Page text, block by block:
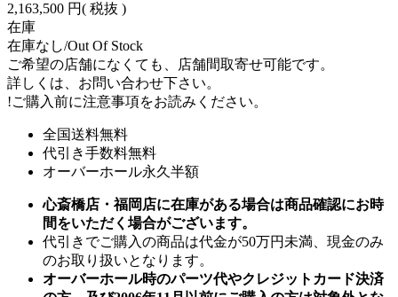
2,163,500 円( 税抜 )
在庫
在庫なし/Out Of Stock
ご希望の店舗になくても、店舗間取寄せ可能です。
詳しくは、お問い合わせ下さい。
!ご購入前に注意事項をお読みください。
全国送料無料
代引き手数料無料
オーバーホール永久半額
心斎橋店・福岡店に在庫がある場合は商品確認にお時
間をいただく場合がございます。
代引きでご購入の商品は代金が50万円未満、現金のみ
のお取り扱いとなります。
オーバーホール時のパーツ代やクレジットカード決済